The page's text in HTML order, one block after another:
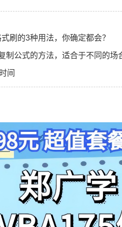
刷的3种用法，你确定都会？
制公式的方法，适合于不同的场
间